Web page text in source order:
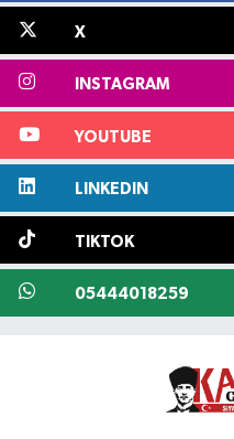
X
INSTAGRAM
YOUTUBE
LINKEDIN
TIKTOK
05444018259